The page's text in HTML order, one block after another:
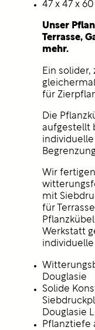
47 x 47 x
Unser
Terrasse,
mehr.
Ein solider,
für
Die
aufgestellt
Wir
mit
für
Werkstatt
Douglasie
Solide
Douglasie
Pflanztiefe